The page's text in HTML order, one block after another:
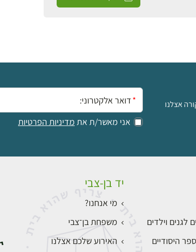
אצלנו
אימייל:
אני מאשר/ת את מדיניות הפרטיות
לגנים וילדים
היסודיים
יד בן-צבי
מי אנחנו?
משפחת בן־צבי
האירוע שלכם אצלנו